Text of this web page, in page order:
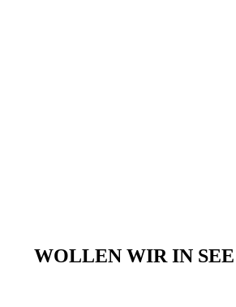
WOLLEN WIR IN